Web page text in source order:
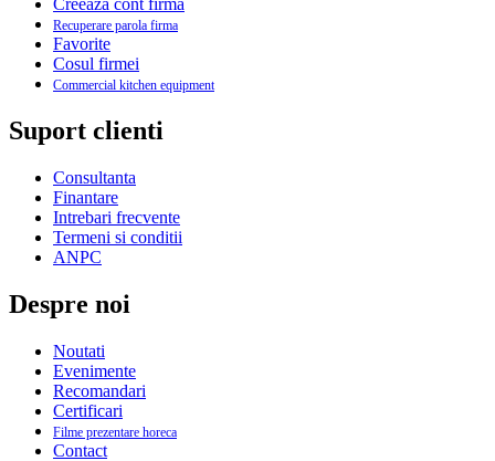
Creeaza cont firma
Recuperare parola firma
Favorite
Cosul firmei
Commercial kitchen equipment
Suport clienti
Consultanta
Finantare
Intrebari frecvente
Termeni si conditii
ANPC
Despre noi
Noutati
Evenimente
Recomandari
Certificari
Filme prezentare horeca
Contact